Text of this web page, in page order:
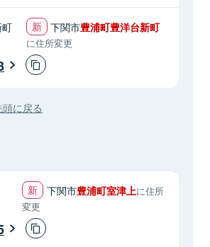
下関市豊浦町豊洋台新町
に住所変更
に戻る
下関市豊浦町室津上に住所
変更